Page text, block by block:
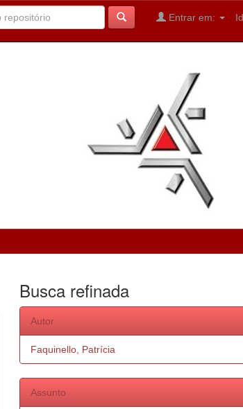
Entrar em:
Busca refinada
Autor
Faquinello, Patrícia
Assunto